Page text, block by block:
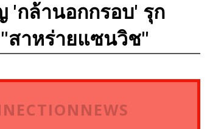
'กล้านอกกรอบ' รุก
สาหร่ายแซนวิช"